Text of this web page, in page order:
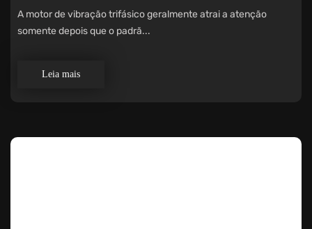
A motor de vibração trifásico geralmente atrai a atenção
somente depois que o padrã...
Leia mais